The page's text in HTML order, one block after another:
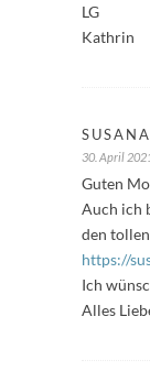
LG
Kathrin
SUSANA
30. April
Guten
Auch ich
den
https://
Ich
Alles